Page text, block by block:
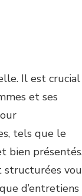
Il est crucial
et ses
tels que le
bien
structurées
d’entretiens